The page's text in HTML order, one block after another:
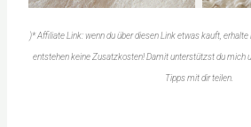
)* Affiliate Link: wenn du über diesen Link etwas kauft,
entstehen keine Zusatzkosten! Damit unterstützst du mich
Tipps mit dir teilen.